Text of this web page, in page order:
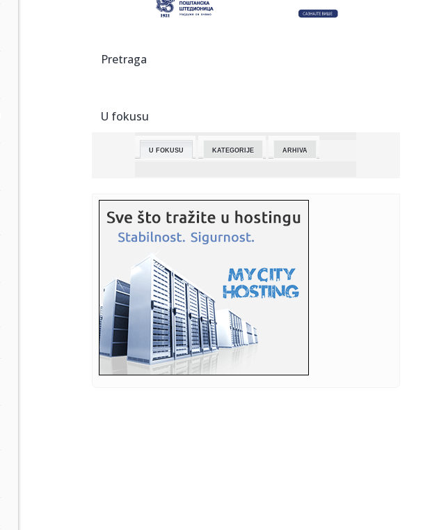
23:42:Poraz Vojvodine u Gajdobri
odnose ...
23:15:
23:01:
REDAK PRIMER KAKO TREBA DA SE RAZMIŠLJA U SUPERLIGI
22:56:Konačni rezultati mađarskih izbora: Tisi 141 mesto u
parlamentu...
22:55:Minimalac Junajteda na Stamford bridžu: Čelsi nastavlja da
tone...
22:51:ANEM ALARM: Policija prikriva odgovornost za nečinjenje
prilikom...
22:47:MITROVIĆ OŠTRO REAGOVAO NA KRITIKE: “Pokušavaju da
nam porem...
Pretraga
U fokusu
U FOKUSU KATEGORIJE ARHIVA